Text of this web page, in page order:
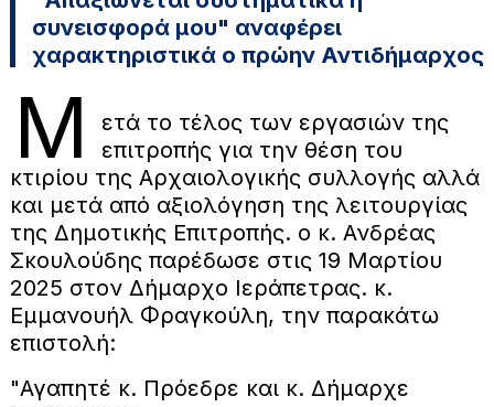
συνεισφορά μου" αναφέρει
χαρακτηριστικά ο πρώην Αντιδήμαρχος
Μ
ετά το τέλος των εργασιών της
επιτροπής για την θέση του
κτιρίου της Αρχαιολογικής συλλογής αλλά
και μετά από αξιολόγηση της λειτουργίας
της Δημοτικής Επιτροπής. ο κ. Ανδρέας
Σκουλούδης παρέδωσε στις 19 Μαρτίου
2025 στον Δήμαρχο Ιεράπετρας. κ.
Εμμανουήλ Φραγκούλη, την παρακάτω
επιστολή:
"Αγαπητέ κ. Πρόεδρε και κ. Δήμαρχε